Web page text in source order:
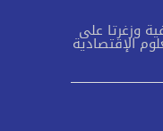
وزغرتا على
الإقتصادية